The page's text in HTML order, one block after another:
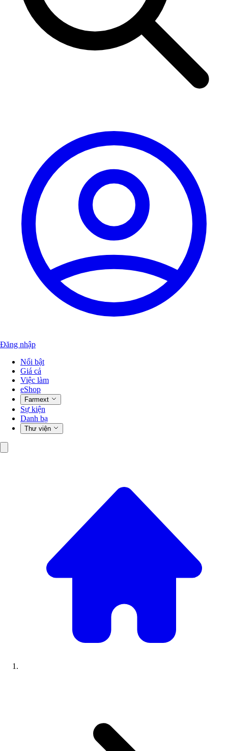
Đăng nhập
Nổi bật
Giá cả
Việc làm
eShop
Farmext
Sự kiện
Danh bạ
Thư viện